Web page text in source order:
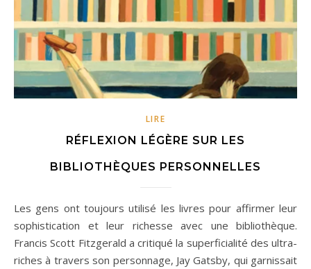
LIRE
RÉFLEXION LÉGÈRE SUR LES
BIBLIOTHÈQUES PERSONNELLES
Les gens ont toujours utilisé les livres pour affirmer leur
sophistication et leur richesse avec une bibliothèque.
Francis Scott Fitzgerald a critiqué la superficialité des ultra-
riches à travers son personnage, Jay Gatsby, qui garnissait